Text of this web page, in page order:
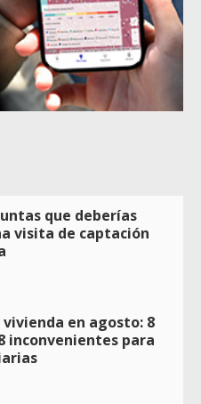
que deberías
visita de captación
vivienda en agosto: 8
inconvenientes para